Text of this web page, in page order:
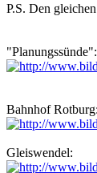
P.S. Den
"Planungssünde":
Bahnhof Rotburg:
Gleiswendel: